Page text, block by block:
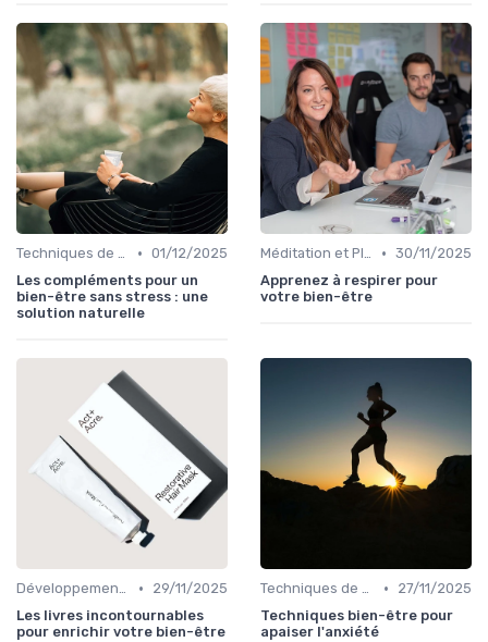
Techniques de Gestion du Stress • 01/12/2025
Les compléments pour un
bien-être sans stress : une
solution naturelle
Méditation et Pleine Conscience • 30/11/2025
Apprenez à respirer pour
votre bien-être
Développement Personnel •
29/11/2025
Les livres incontournables
pour enrichir votre bien-être
Techniques de Gestion du Stress •
27/11/2025
Techniques bien-être pour
apaiser l'anxiété